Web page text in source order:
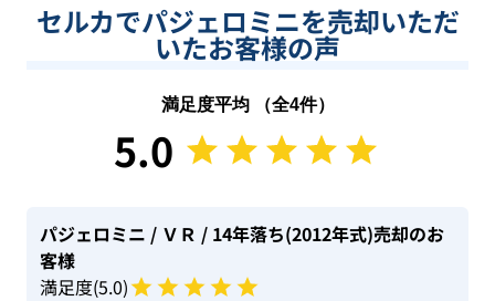
セルカでパジェロミニを売却いただ
いたお客様の声
満足度平均 （全4件）
5.0
パジェロミニ / ＶＲ / 14年落ち(2012年式)売却のお
客様
満足度(5.0)